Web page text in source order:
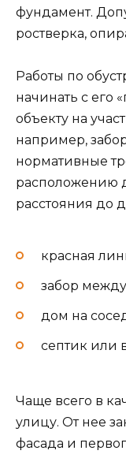
фундамент.
ростверка,
Работы по
начинать с его
объекту на
например,
нормативные
расположению
расстояния до
красная
забор
дом на
септик или
Чаще всего в
улицу. От нее
фасада и